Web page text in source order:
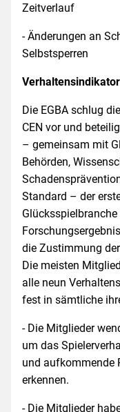
Zeitverlauf
- Änderungen an
Selbstsperren
Die EGBA schlug
CEN vor und
– gemeinsam mit
Behörden,
Standard – der
die Zustimmung
Die meisten
alle neun
fest in sämtliche
- Die Mitglieder
um das
und aufkommende
erkennen.
- Die Mitglieder